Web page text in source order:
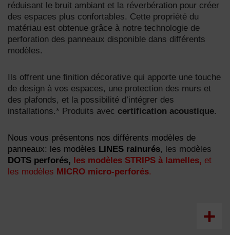
réduisant le bruit ambiant et la réverbération pour créer
des espaces plus confortables. Cette propriété du
matériau est obtenue grâce à notre technologie de
perforation des panneaux disponible dans différents
modèles.
Ils offrent une finition décorative qui apporte une touche
de design à vos espaces, une protection des murs et
des plafonds, et la possibilité d’intégrer des
installations.* Produits avec certification acoustique.
Nous vous présentons nos différents modèles de
panneaux: les modèles LINES rainurés, les modèles
DOTS perforés,
les modèles STRIPS à lamelles, et
les modèles MICRO micro-perforés.